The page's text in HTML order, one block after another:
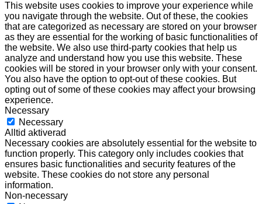
This website uses cookies to improve your experience while
you navigate through the website. Out of these, the cookies
that are categorized as necessary are stored on your browser
as they are essential for the working of basic functionalities of
the website. We also use third-party cookies that help us
analyze and understand how you use this website. These
cookies will be stored in your browser only with your consent.
You also have the option to opt-out of these cookies. But
opting out of some of these cookies may affect your browsing
experience.
Necessary
Necessary
Alltid aktiverad
Necessary cookies are absolutely essential for the website to
function properly. This category only includes cookies that
ensures basic functionalities and security features of the
website. These cookies do not store any personal
information.
Non-necessary